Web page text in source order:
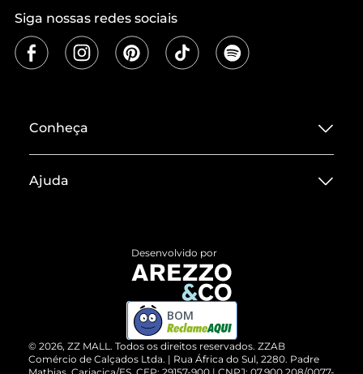
Siga nossas redes sociais
Conheça
Termos de Uso
ZZ MALL é confiável
Cartão Presente
Ajuda
Devolução do Produto
Compre pelo WhatsApp
© 2026, ZZ MALL. Todos os direitos reservados. ZZAB
Comércio de Calçados Ltda. | Rua África do Sul, 2280. Padre
Desenvolvido por
BOM